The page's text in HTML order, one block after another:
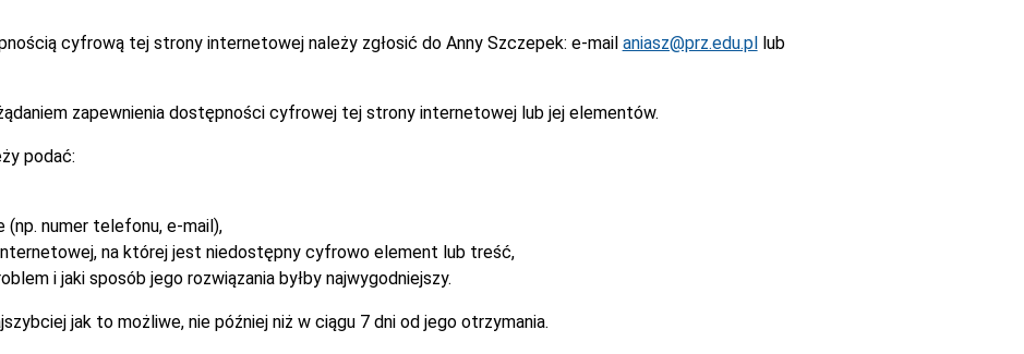
cyfrową tej strony internetowej należy zgłosić do Anny Szczepek: e-mail aniasz@prz.edu.pllub
zapewnienia dostępności cyfrowej tej strony internetowej lub jej elementów.
podać:
numer telefonu, e-mail),
na której jest niedostępny cyfrowo element lub treść,
i jaki sposób jego rozwiązania byłby najwygodniejszy.
jak to możliwe, nie później niż w ciągu 7 dni od jego otrzymania.